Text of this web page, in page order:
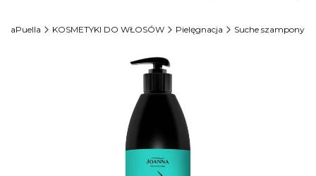
LaPuella KOSMETYKI DO WŁOSÓW Pielęgnacja Suche szampony